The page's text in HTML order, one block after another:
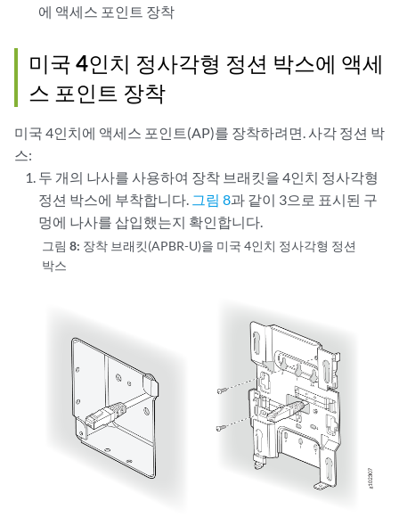
에 액세스 포인트 장착
미국 4인치 정사각형 정션 박스에 액세
스 포인트 장착
미국 4인치에 액세스 포인트(AP)를 장착하려면. 사각 정션 박
스:
두 개의 나사를 사용하여 장착 브래킷을 4인치 정사각형
정션 박스에 부착합니다. 그림 8과 같이 3으로 표시된 구
멍에 나사를 삽입했는지 확인합니다.
그림 8: 장착 브래킷(APBR-U)을 미국 4인치 정사각형 정션
박스